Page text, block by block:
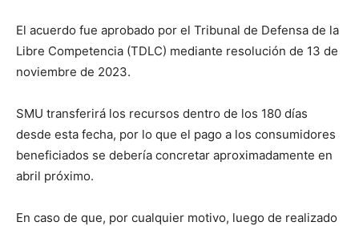
El acuerdo fue aprobado por el Tribunal de Defensa de la
Libre Competencia (TDLC) mediante resolución de 13 de
noviembre de 2023.
SMU transferirá los recursos dentro de los 180 días
desde esta fecha, por lo que el pago a los consumidores
beneficiados se debería concretar aproximadamente en
abril próximo.
En caso de que, por cualquier motivo, luego de realizado